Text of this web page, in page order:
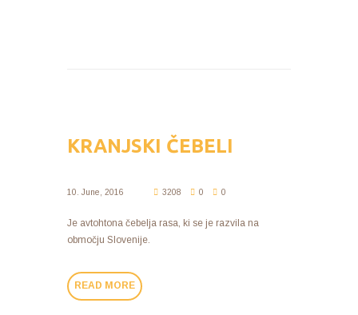
KRANJSKI ČEBELI
10. June, 2016 3208 0 0
Je avtohtona čebelja rasa, ki se je razvila na
območju Slovenije.
READ MORE